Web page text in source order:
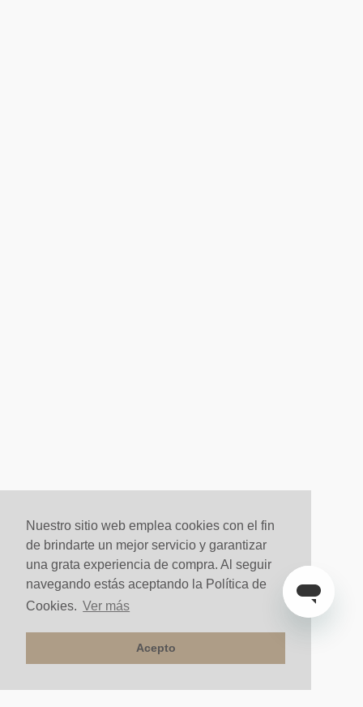
Nuestro sitio web emplea cookies con el fin
de brindarte un mejor servicio y garantizar
una grata experiencia de compra. Al seguir
navegando estás aceptando la Política de
Cookies. Ver más
Acepto